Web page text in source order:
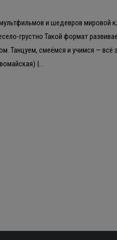
и шедевров мировой
грустно Такой формат
Танцуем, смеёмся и учимся — всё
|…